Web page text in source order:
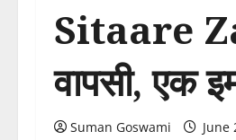
Sitaare
वापसी, एक
Suman Goswami June